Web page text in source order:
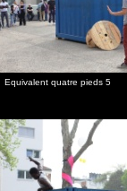
Equivalent quatre pieds 5